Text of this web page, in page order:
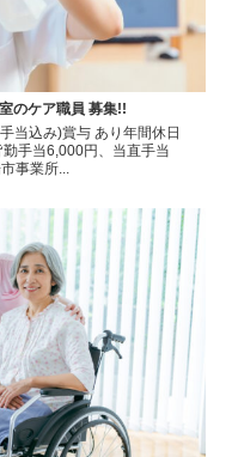
知症研究室のケア職員 募集!!
当込み)賞与 あり年間休日
手当6,000円、当直手当
事業所...